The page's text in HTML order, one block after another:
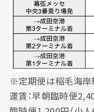
※定期便は稲毛海岸
運賃：早朝臨時便